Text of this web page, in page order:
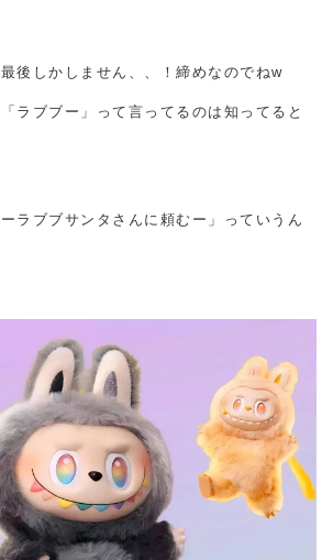
後しかしません、、！締めなのでねw
ラブブー」って言ってるのは知ってると
ラブブサンタさんに頼むー」っていうん